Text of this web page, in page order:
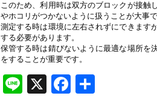
このため、利用時は双方のブロックが接触
やホコリがつかないように扱うことが大事で
測定する時は環境に左右されずにできます
する必要があります。
保管する時は錆びないように最適な場所を
をすることが重要です。
LineX Facebook